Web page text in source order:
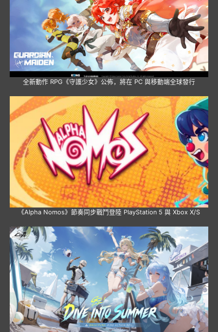
全新動作 RPG《守護少女》公佈，將在 PC 與移動端全球發行
《Alpha Nomos》節奏同步戰鬥登陸 PlayStation 5 與 Xbox X/S